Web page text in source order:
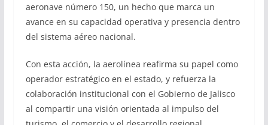
aeronave número 150, un hecho que marca un
avance en su capacidad operativa y presencia dentro
del sistema aéreo nacional.
Con esta acción, la aerolínea reafirma su papel como
operador estratégico en el estado, y refuerza la
colaboración institucional con el Gobierno de Jalisco
al compartir una visión orientada al impulso del